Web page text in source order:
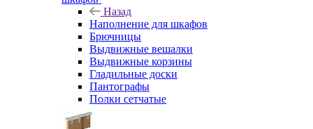
Назад
Наполнение для шкафов
Брючницы
Выдвижные вешалки
Выдвижные корзины
Гладильные доски
Пантографы
Полки сетчатые